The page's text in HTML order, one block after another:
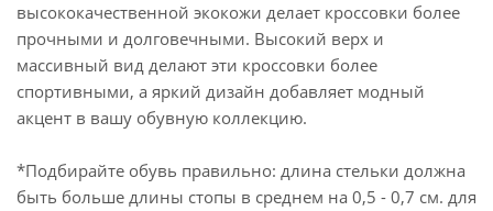
высококачественной экокожи делает кроссовки более
прочными и долговечными. Высокий верх и
массивный вид делают эти кроссовки более
спортивными, а яркий дизайн добавляет модный
акцент в вашу обувную коллекцию.
*Подбирайте обувь правильно: длина стельки должна
быть больше длины стопы в среднем на 0,5 - 0,7 см. для